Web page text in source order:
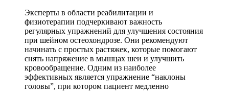
Эксперты в области реабилитации и
физиотерапии подчеркивают важность
регулярных упражнений для улучшения состояния
при шейном остеохондрозе. Они рекомендуют
начинать с простых растяжек, которые помогают
снять напряжение в мышцах шеи и улучшить
кровообращение. Одним из наиболее
эффективных является упражнение “наклоны
головы”, при котором пациент медленно